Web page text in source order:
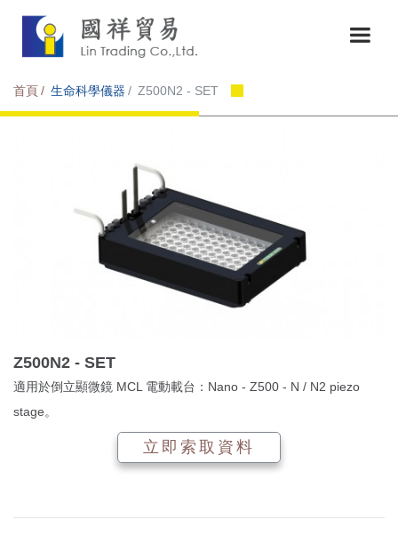
首頁 生命科學儀器 Z500N2 - SET
Z500N2 - SET
適用於倒立顯微鏡 MCL 電動載台：Nano - Z500 - N / N2 piezo
stage。
立即索取資料